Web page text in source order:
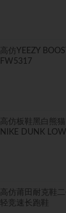
高仿YEEZY
FW5317
高仿板鞋黑白熊
NIKE DUNK
高仿莆田耐克鞋
轻竞速长跑鞋